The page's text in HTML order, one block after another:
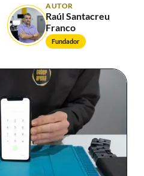
AUTOR
Raúl Santacreu
Franco
Fundador